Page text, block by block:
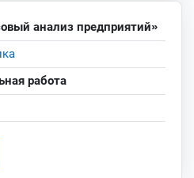
анализ предприятий»
работа